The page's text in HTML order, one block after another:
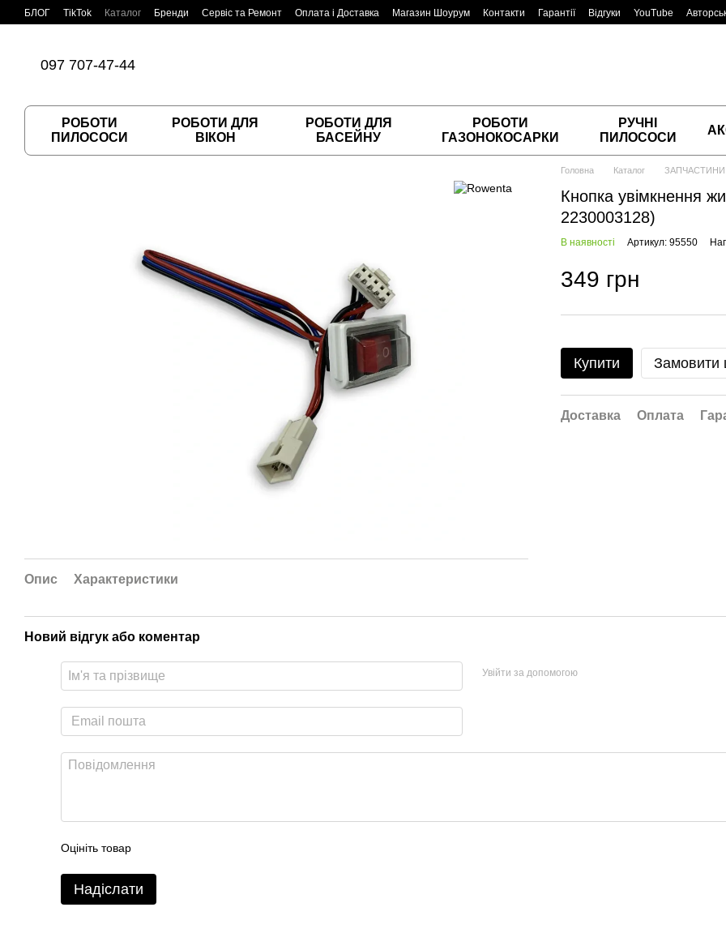
Перейти до основного контенту
БЛОГ TikTok Каталог Бренди Сервіс та Ремонт Оплата і Доставка Магазин Шоурум Контакти Гарантії Відгуки YouTube
097 707-47-44
РОБОТИ
ПИЛОСОСИ
РОБОТИ ДЛЯ
ВІКОН
РОБОТИ ДЛЯ
БАСЕЙНУ
РОБОТИ
ГАЗОНОКОСАРКИ
РУЧНІ
ПИЛОСОСИ
Опис Характеристики
Головна Каталог ЗАПЧАСТИНИ
Кнопка увімкнення
2230003128)
В наявності Артикул: 95550
349 грн
Купити Замовити
Доставка Оплата
Новий відгук або коментар
Увійти за допомогою
Оцініть товар
Надіслати